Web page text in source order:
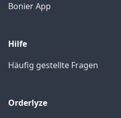
Bonier App
Hilfe
Häufig gestellte Fragen
Orderlyze